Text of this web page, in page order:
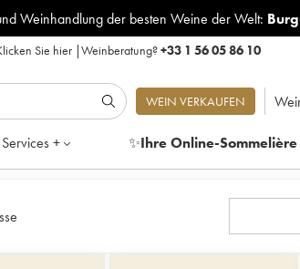
Weinhandlung der besten Weine der Welt:
Sie hier|Weinberatung?+33 1 56 05 86 10
WEIN VERKAUFEN
Services + ✨Ihre Online-Sommelière